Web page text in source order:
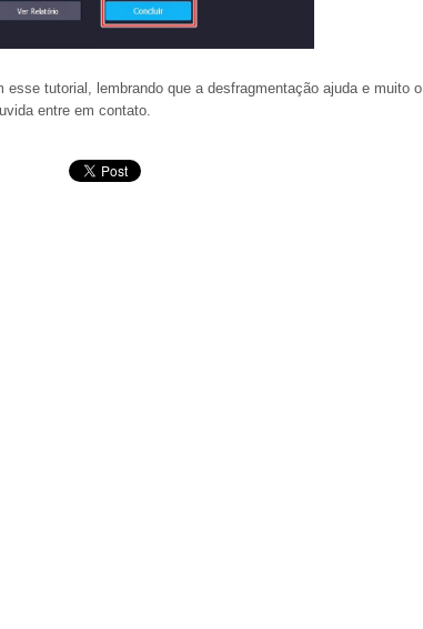
esse tutorial, lembrando que a desfragmentação ajuda e muito o
entre em contato.